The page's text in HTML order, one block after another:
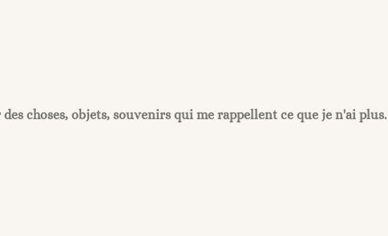
choses, objets, souvenirs qui me rappellent ce que je n'ai plus.